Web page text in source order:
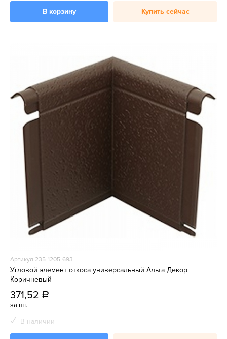
В корзину Купить сейчас
Артикул 235-1205-693
Угловой элемент откоса универсальный Альта Декор
Коричневый
371,52 a
за шт.
В наличии